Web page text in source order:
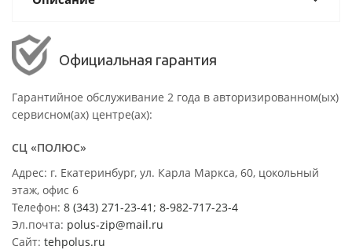
Официальная гарантия
Гарантийное обслуживание 2 года в авторизированном(ых)
сервисном(ах) центре(ах):
СЦ «ПОЛЮС»
Адрес: г. Екатеринбург, ул. Карла Маркса, 60, цокольный
этаж, офис 6
Телефон: 8 (343) 271-23-41 ; 8-982-717-23-4
Эл.почта: polus-zip@mail.ru
Сайт: tehpolus.ru